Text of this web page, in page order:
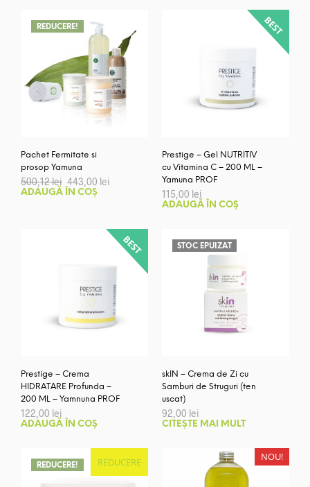
REDUCERE!
Pachet Fermitate si
prosop Yamuna
500,12lei Prețul
inițial
443,00 lei
ADAUGĂ ÎN COȘ
Prestige – Gel NUTRITIV
cu Vitamina C – 200 ML –
Yamuna PROF
115,00 lei
ADAUGĂ ÎN COȘ
Prestige – Crema
HIDRATARE Profunda –
200 ML – Yamnuna PROF
122,00 lei
ADAUGĂ ÎN COȘ
STOC EPUIZAT
skIN – Crema de Zi cu
Samburi de Struguri (ten
uscat)
92,00 lei
CITEȘTE MAI MULT
REDUCERE
REDUCERE!
NOU!